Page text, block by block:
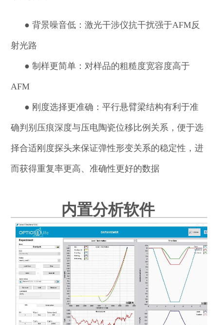
●背景噪音低：激光干涉仪抗干扰强于AFM反
射光路
●制样更简单：对样品的粗糙度宽容度高于
AFM
● 刚度选择更准确：平行悬臂梁结构有利于准
确判别压痕深度与压电陶瓷位移比例关系，便于选
择合适刚度探头来保证弹性形变关系的稳定性，进
而获得重复率更高、准确性更好的数据
内置分析软件